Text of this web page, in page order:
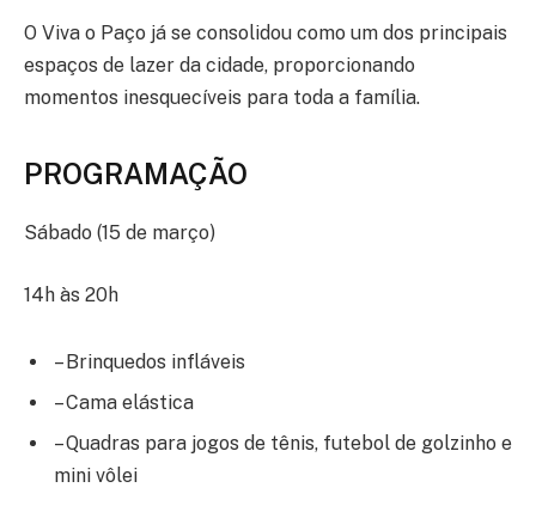
O Viva o Paço já se consolidou como um dos principais
espaços de lazer da cidade, proporcionando
momentos inesquecíveis para toda a família.
PROGRAMAÇÃO
Sábado (15 de março)
14h às 20h
– Brinquedos infláveis
– Cama elástica
– Quadras para jogos de tênis, futebol de golzinho e
mini vôlei